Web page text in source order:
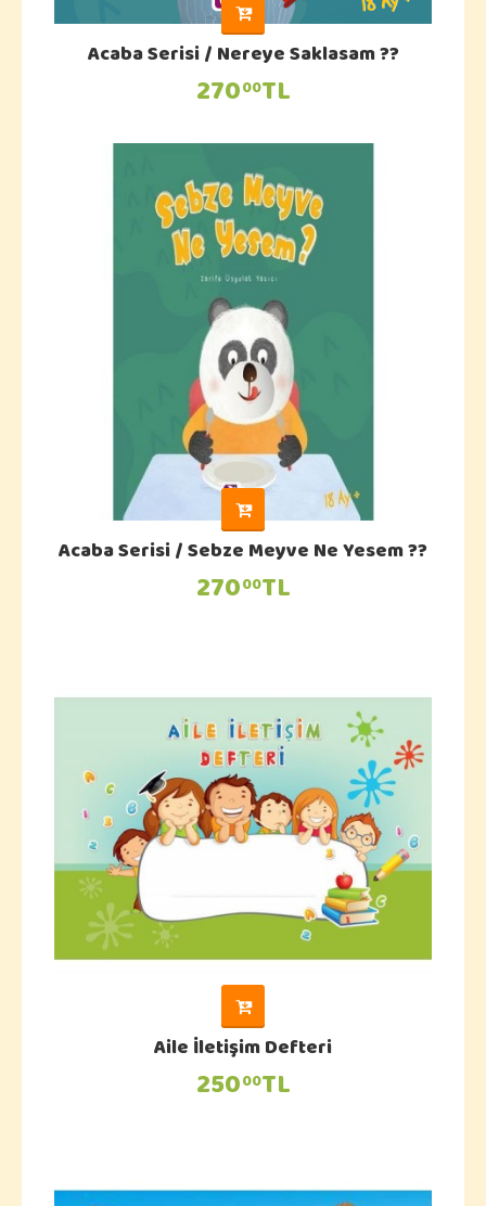
Acaba Serisi / Nereye Saklasam ??
27000TL
Acaba Serisi / Sebze Meyve Ne Yesem ??
27000TL
Aile İletişim Defteri
25000TL